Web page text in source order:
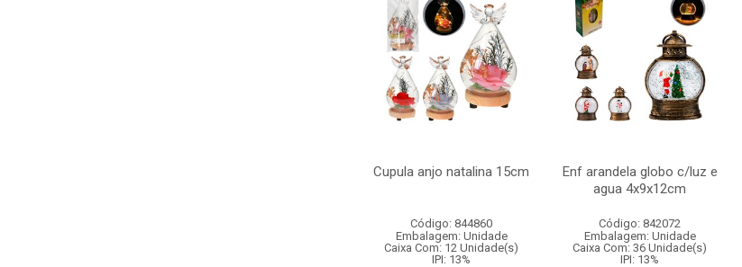
Cupula anjo natalina 15cm
Código: 844860
Embalagem: Unidade
Caixa Com: 12 Unidade(s)
IPI: 13%
Enf arandela globo c/luz e
agua 4x9x12cm
Código: 842072
Embalagem: Unidade
Caixa Com: 36 Unidade(s)
IPI: 13%